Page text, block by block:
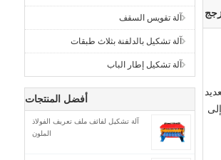
آلة تقويس السقف
آلة تشكيل بالدلفنة بثلاث طبقات
آلة تشكيل إطار الباب
أفضل المنتجات
آلة تشكيل لفائف ملف تعريف الفولاذ
الملون